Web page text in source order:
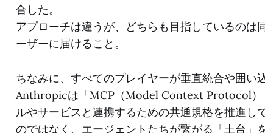
合した。
アプローチは違うが、どちらも目指しているのは同
ーザーに届けること。
ちなみに、すべてのプレイヤーが垂直統合や囲い
Anthropicは「MCP（Model Context Protocol）
ルやサービスと連携するための共通規格を推進し
のではなく、エージェントたちが繋がる「土台」